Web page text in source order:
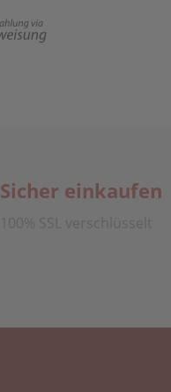
Sicher einkaufen
100% SSL verschlüsselt